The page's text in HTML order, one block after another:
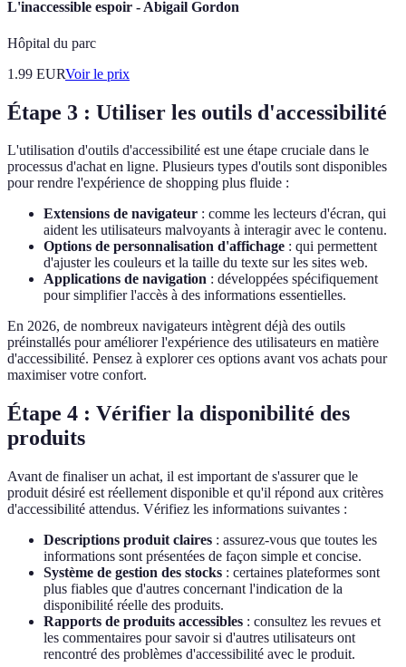
L'inaccessible espoir - Abigail Gordon
Hôpital du parc
1.99 EURVoir le prix
Étape 3 : Utiliser les outils d'accessibilité
L'utilisation d'outils d'accessibilité est une étape cruciale dans le
processus d'achat en ligne. Plusieurs types d'outils sont disponibles
pour rendre l'expérience de shopping plus fluide :
Extensions de navigateur : comme les lecteurs d'écran, qui
aident les utilisateurs malvoyants à interagir avec le contenu.
Options de personnalisation d'affichage : qui permettent
d'ajuster les couleurs et la taille du texte sur les sites web.
Applications de navigation : développées spécifiquement
pour simplifier l'accès à des informations essentielles.
En 2026, de nombreux navigateurs intègrent déjà des outils
préinstallés pour améliorer l'expérience des utilisateurs en matière
d'accessibilité. Pensez à explorer ces options avant vos achats pour
maximiser votre confort.
Étape 4 : Vérifier la disponibilité des
produits
Avant de finaliser un achat, il est important de s'assurer que le
produit désiré est réellement disponible et qu'il répond aux critères
d'accessibilité attendus. Vérifiez les informations suivantes :
Descriptions produit claires : assurez-vous que toutes les
informations sont présentées de façon simple et concise.
Système de gestion des stocks : certaines plateformes sont
plus fiables que d'autres concernant l'indication de la
disponibilité réelle des produits.
Rapports de produits accessibles : consultez les revues et
les commentaires pour savoir si d'autres utilisateurs ont
rencontré des problèmes d'accessibilité avec le produit.